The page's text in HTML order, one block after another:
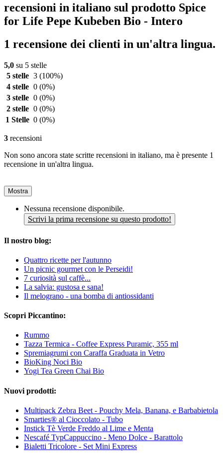
recensioni in italiano sul prodotto Spice
for Life Pepe Kubeben Bio - Intero
1 recensione dei clienti in un'altra lingua.
5,0 su 5 stelle
5 stelle 3 (100%)
4 stelle 0 (0%)
3 stelle 0 (0%)
2 stelle 0 (0%)
1 Stelle 0 (0%)
3 recensioni
Non sono ancora state scritte recensioni in italiano, ma è presente 1
recensione in un'altra lingua.
Mostra
Nessuna recensione disponibile.
Scrivi la prima recensione su questo prodotto!
Il nostro blog:
Quattro ricette per l'autunno
Un picnic gourmet con le Perseidi!
7 curiosità sul caffè...
La salvia: gustosa e sana!
Il melograno - una bomba di antiossidanti
Scopri Piccantino:
Rummo
Tazza Termica - Coffee Express Puramic, 355 ml
Spremiagrumi con Caraffa Graduata in Vetro
BioKing Noci Bio
Yogi Tea Green Chai Bio
Nuovi prodotti:
Multipack Zebra Beet - Pouchy Mela, Banana, e Barbabietola
Smarties® al Cioccolato - Tubo
Instick Tè Verde Freddo al Lime e Menta
Nescafé TypCappuccino - Meno Dolce - Barattolo
Bialetti Tricolore - Set Mini Express